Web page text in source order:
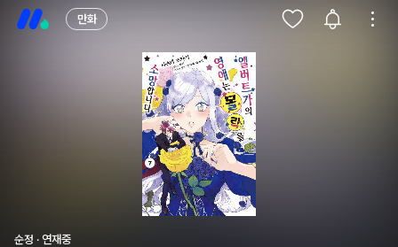
만화
순정 · 연재중